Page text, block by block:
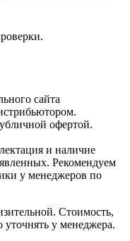
сайта
офертой.
и наличие
Рекомендуем
у менеджеров по
Стоимость,
у менеджера.